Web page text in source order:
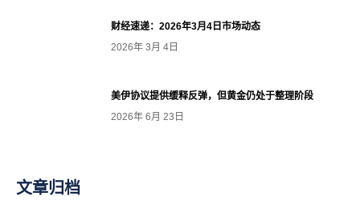
财经速递：2026年3月4日市场动态
2026年 3月 4日
美伊协议提供缓释反弹，但黄金仍处于整理阶段
2026年 6月 23日
文章归档